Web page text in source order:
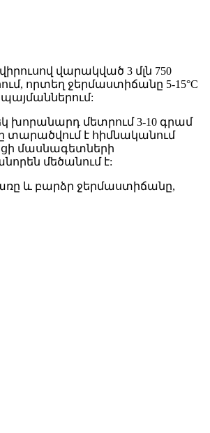
վարակված 3 մլն 750
որտեղ ջերմաստիճանը 5-15°C
խորանարդ մետրում 3-10 գրամ
տարածվում է հիմնականում
մասնագետների
մեծանում է:
և բարձր ջերմաստիճանը,